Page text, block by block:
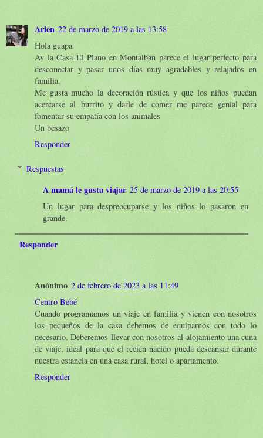
Arien 22 de marzo de 2019 a las 13:58
Hola guapa
Ay la Casa El Plano en Montalban parece el lugar perfecto para
desconectar y pasar unos días muy agradables y relajados en
familia.
Me gusta mucho la decoración rústica y que los niños puedan
acercarse al burrito y darle de comer me parece genial para
fomentar su empatía con los animales
Un besazo
Responder
Respuestas
A mamá le gusta viajar 25 de marzo de 2019 a las 20:55
Un lugar para despreocuparse y los niños lo pasaron en
grande.
Responder
Anónimo 2 de febrero de 2023 a las 11:49
Centro Bebé
Cuando programamos un viaje en familia y vienen con nosotros
los pequeños de la casa debemos de equiparnos con todo lo
necesario. Deberemos llevar con nosotros al alojamiento una cuna
de viaje, ideal para que el recién nacido pueda descansar durante
nuestra estancia en una casa rural, hotel o apartamento.
Responder